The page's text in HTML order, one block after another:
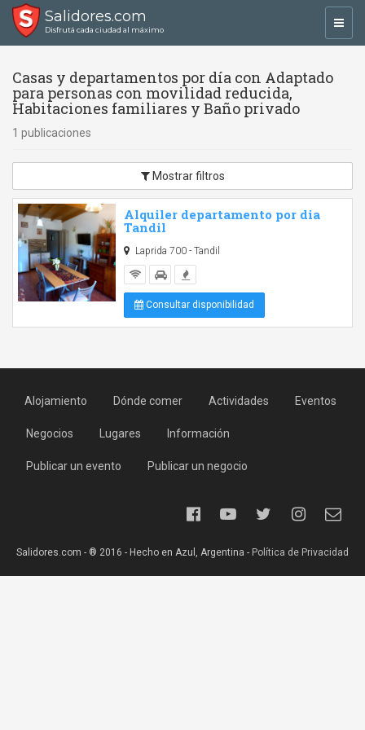
Salidores.com
Disfrutá cada ciudad al máximo
Casas y departamentos por día con Adaptado
para personas con movilidad reducida,
Habitaciones familiares y Baño privado
1 publicaciones
Mostrar filtros
Alquiler departamento por dia
Tandil
Laprida 700 - Tandil
Consultar disponibilidad
Alojamiento Dónde comer Actividades Eventos
Negocios Lugares Información
Publicar un evento Publicar un negocio
Salidores.com - ® 2016 - Hecho en Azul, Argentina - Política de Privacidad